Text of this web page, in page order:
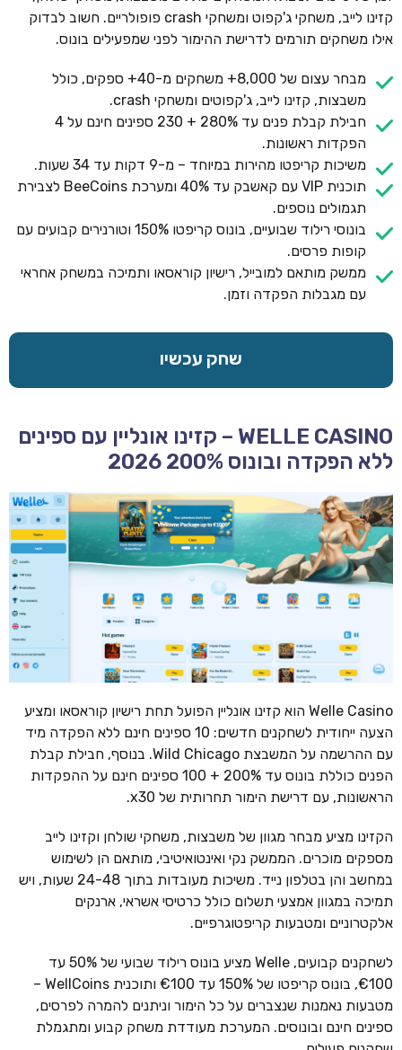
קזינו לייב, משחקי ג'קפוט ומשחקי crash פופולריים. חשוב לבדוק
אילו משחקים תורמים לדרישת ההימור לפני שמפעילים בונוס.
מבחר עצום של 8,000+ משחקים מ-40+ ספקים, כולל
משבצות, קזינו לייב, ג'קפוטים ומשחקי crash.
חבילת קבלת פנים עד 280% + 230 ספינים חינם על 4
הפקדות ראשונות.
משיכות קריפטו מהירות במיוחד – מ-9 דקות עד 34 שעות.
תוכנית VIP עם קאשבק עד 40% ומערכת BeeCoins לצבירת
תגמולים נוספים.
בונוסי רילוד שבועיים, בונוס קריפטו 150% וטורנירים קבועים עם
קופות פרסים.
ממשק מותאם למובייל, רישיון קוראסאו ותמיכה במשחק אחראי
עם מגבלות הפקדה וזמן.
שחק עכשיו
WELLE CASINO – קזינו אונליין עם ספינים
ללא הפקדה ובונוס 200% 2026
Welle Casino הוא קזינו אונליין הפועל תחת רישיון קוראסאו ומציע
הצעה ייחודית לשחקנים חדשים: 10 ספינים חינם ללא הפקדה מיד
עם ההרשמה על המשבצת Wild Chicago. בנוסף, חבילת קבלת
הפנים כוללת בונוס עד 200% + 100 ספינים חינם על ההפקדות
הראשונות, עם דרישת הימור תחרותית של x30.
הקזינו מציע מבחר מגוון של משבצות, משחקי שולחן וקזינו לייב
מספקים מוכרים. הממשק נקי ואינטואיטיבי, מותאם הן לשימוש
במחשב והן בטלפון נייד. משיכות מעובדות בתוך 24-48 שעות, ויש
תמיכה במגוון אמצעי תשלום כולל כרטיסי אשראי, ארנקים
אלקטרוניים ומטבעות קריפטוגרפיים.
לשחקנים קבועים, Welle מציע בונוס רילוד שבועי של 50% עד
€100, בונוס קריפטו של 150% עד €100 ותוכנית WellCoins –
מטבעות נאמנות שנצברים על כל הימור וניתנים להמרה לפרסים,
ספינים חינם ובונוסים. המערכת מעודדת משחק קבוע ומתגמלת